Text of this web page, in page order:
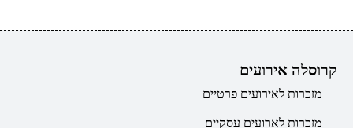
קרוסלה אירועים
מזכרות לאירועים פרטיים
מזכרות לארועים עסקיים